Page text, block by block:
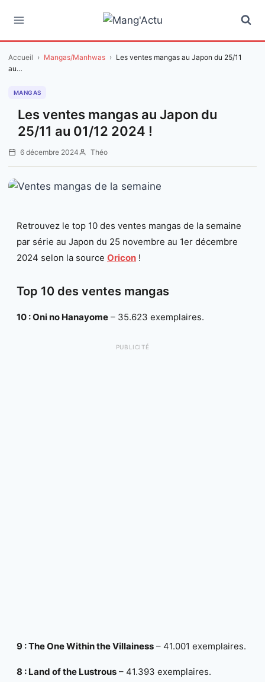
contenu
Accueil › Mangas/Manhwas › Les ventes mangas au Japon du 25/11
au…
MANGAS
Les ventes mangas au Japon du
25/11 au 01/12 2024 !
6 décembre 2024 Théo
Retrouvez le top 10 des ventes mangas de la semaine
par série au Japon du 25 novembre au 1er décembre
2024 selon la source Oricon !
Top 10 des ventes mangas
10 : Oni no Hanayome – 35.623 exemplaires.
PUBLICITÉ
9 : The One Within the Villainess – 41.001 exemplaires.
8 : Land of the Lustrous – 41.393 exemplaires.